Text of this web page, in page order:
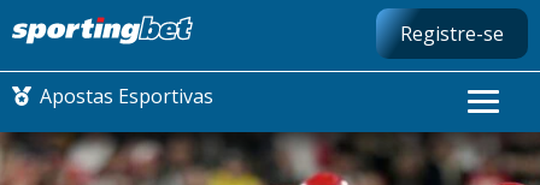
Registre-se
Apostas Esportivas